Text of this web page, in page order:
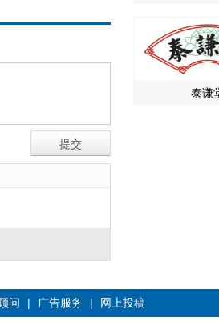
泰谦
问 | 广告服务 | 网上投稿